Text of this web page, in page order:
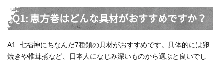
Q1: 恵方巻はどんな具材がおすすめですか？
A1: 七福神にちなんだ7種類の具材がおすすめです。具体的には卵
焼きや椎茸煮など、日本人になじみ深いものから選ぶと良いでし